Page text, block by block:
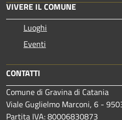
VIVERE IL COMUNE
Luoghi
Eventi
CONTATTI
Comune di Gravina di Catania
Viale Guglielmo Marconi, 6 -
Partita IVA: 80006830873